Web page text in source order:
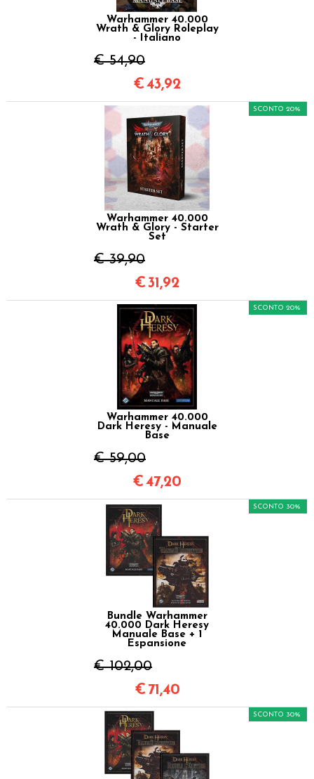
Warhammer 40.000
Wrath & Glory Roleplay
- Italiano
€ 54,90
€43,92
Warhammer 40.000
Wrath & Glory - Starter
Set
€ 39,90
SCONTO 20%
€31,92
Warhammer 40.000
Dark Heresy - Manuale
Base
€ 59,00
SCONTO 20%
€47,20
Bundle Warhammer
40.000 Dark Heresy
Manuale Base + 1
Espansione
€ 102,00
SCONTO 30%
€ 71,40
SCONTO 30%